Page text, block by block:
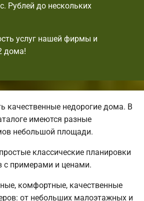
Рублей до нескольких
услуг нашей фирмы и
дома!
качественные недорогие дома. В
имеются разные
небольшой площади.
классические планировки
с примерами и ценами.
комфортные, качественные
от небольших малоэтажных и